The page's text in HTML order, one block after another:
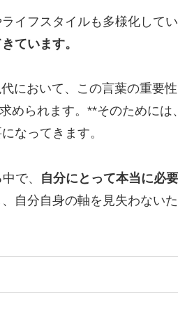
イフスタイルも多様化して
ています。
において、この言葉の重要
められます。**そのためには
なってきます。
で、 自分にとって本当に必
自分自身の軸を見失わない